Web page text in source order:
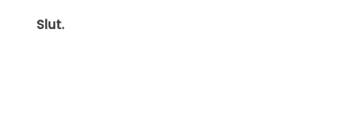
Slut.